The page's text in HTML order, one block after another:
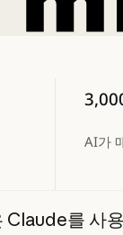
AI가
Claude를 사